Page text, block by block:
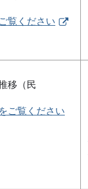
覧ください
移（民
ご覧ください